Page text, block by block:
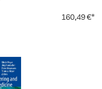
160,49 €*